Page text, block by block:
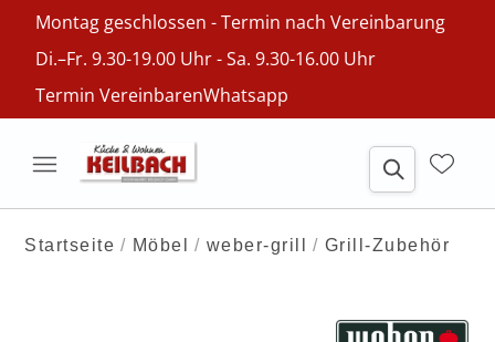
Montag geschlossen - Termin nach Vereinbarung
Di.–Fr. 9.30-19.00 Uhr - Sa. 9.30-16.00 Uhr
Termin VereinbarenWhatsapp
Startseite Möbel weber-grill Grill-Zubehör